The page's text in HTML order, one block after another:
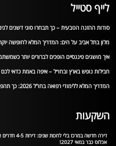
לייף סטייל
סודות ההזנה הטבעית – כך תבחרו סוגי דשנים
מלון בתל אביב על הים: המדריך המלא לחופשה
איך מושגים פיננסיים הופכים לברורים יותר
חבילות נופש בארץ ובחו״ל – איפה באמת כדאי
המדריך המלא ללימודי רפואה בחו”ל 2026: כך תהפכו לרופאים במסלול הבטוח ביותר
השקעות
אכלוס כבר במאי 2027!